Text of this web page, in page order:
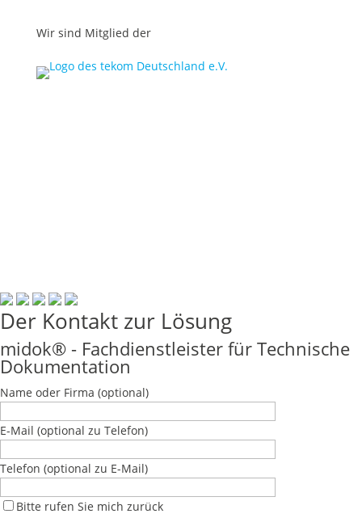
Wir sind Mitglied der
Der Kontakt zur Lösung
midok® - Fachdienstleister für Technische
Dokumentation
Name oder Firma (optional)
E-Mail (optional zu Telefon)
Telefon (optional zu E-Mail)
Bitte rufen Sie mich zurück